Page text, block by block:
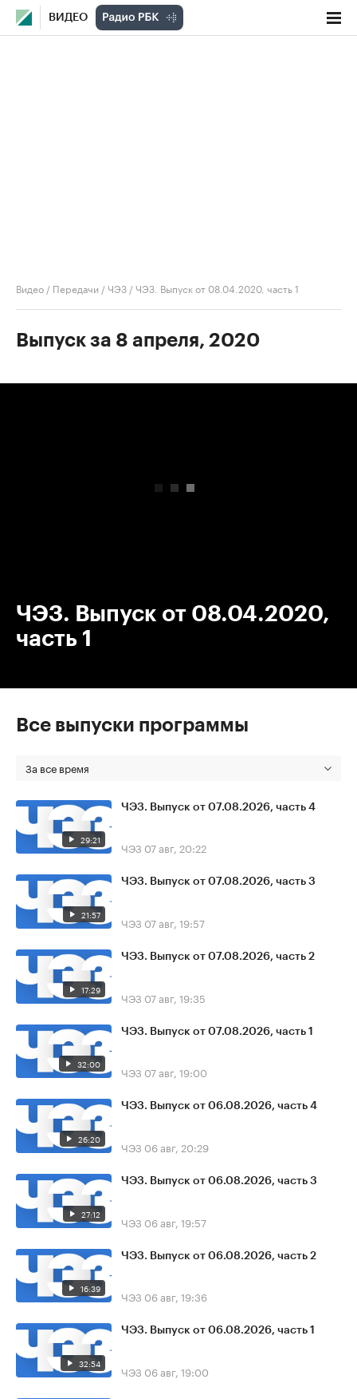
ВИДЕО
Видео / Передачи /ЧЭЗ /ЧЭЗ. Выпуск от 08.04.2020, часть 1
Выпуск за 8 апреля, 2020
ЧЭЗ. Выпуск от 08.04.2020,
часть 1
Все выпуски программы
За все время
29:21
ЧЭЗ. Выпуск от 07.08.2026, часть 4
ЧЭЗ 07 авг, 20:22
21:57
ЧЭЗ. Выпуск от 07.08.2026, часть 3
ЧЭЗ 07 авг, 19:57
17:29
ЧЭЗ. Выпуск от 07.08.2026, часть 2
ЧЭЗ 07 авг, 19:35
32:00
ЧЭЗ. Выпуск от 07.08.2026, часть 1
ЧЭЗ 07 авг, 19:00
26:20
ЧЭЗ. Выпуск от 06.08.2026, часть 4
ЧЭЗ 06 авг, 20:29
27:12
ЧЭЗ. Выпуск от 06.08.2026, часть 3
ЧЭЗ 06 авг, 19:57
16:39
ЧЭЗ. Выпуск от 06.08.2026, часть 2
ЧЭЗ 06 авг, 19:36
32:54
ЧЭЗ. Выпуск от 06.08.2026, часть 1
ЧЭЗ 06 авг, 19:00